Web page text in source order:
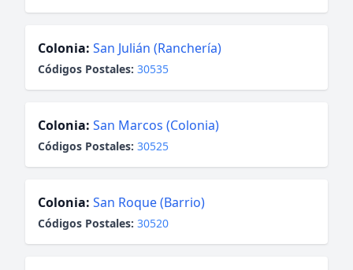
Colonia: San Julián (Ranchería)
Códigos Postales: 30535
Colonia: San Marcos (Colonia)
Códigos Postales: 30525
Colonia: San Roque (Barrio)
Códigos Postales: 30520